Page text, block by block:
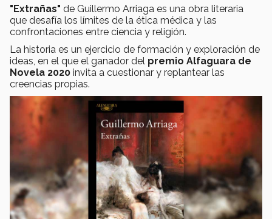
"Extrañas" de Guillermo Arriaga es una obra literaria
que desafía los límites de la ética médica y las
confrontaciones entre ciencia y religión.
La historia es un ejercicio de formación y exploración de
ideas, en el que el ganador del premio Alfaguara de
Novela 2020 invita a cuestionar y replantear las
creencias propias.